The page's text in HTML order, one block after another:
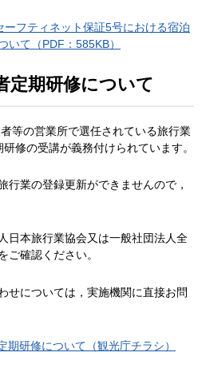
ーフティネット保証5号における宿泊
いて（PDF：585KB）
定期研修について
等の営業所で選任されている旅行業
修の受講が義務付けられています。
行業の登録更新ができませんので，
日本旅行業協会又は一般社団法人全
ご確認ください。
せについては，実施機関に直接お問
期研修について（観光庁チラシ）